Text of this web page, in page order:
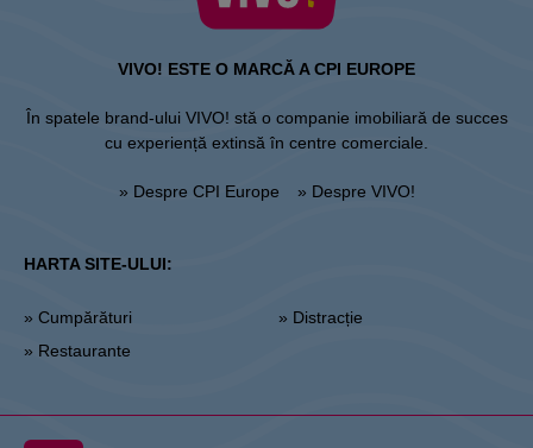
VIVO! ESTE O MARCĂ A CPI EUROPE
În spatele brand-ului VIVO! stă o companie imobiliară de succes
cu experiență extinsă în centre comerciale.
» Despre CPI Europe » Despre VIVO!
HARTA SITE-ULUI:
» Cumpărături
» Restaurante
» Distracție